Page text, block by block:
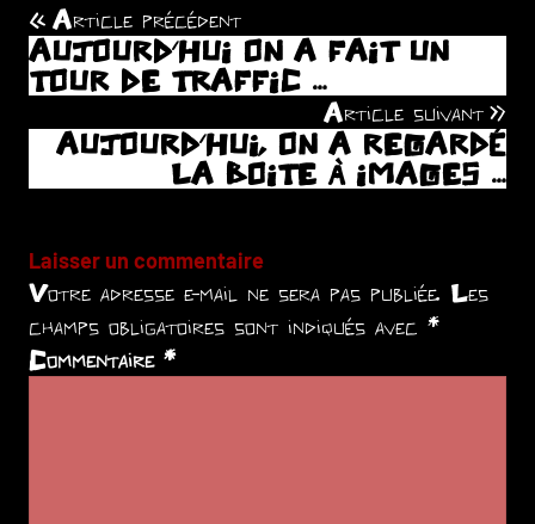
Navigation
de
Article précédent
AUJOURD’HUI ON A FAIT UN
TOUR DE TRAFFIC …
Article suivant
AUJOURD’HUI, ON A REGARDÉ
LA BOITE À IMAGES …
Laisser un commentaire
Votre adresse e-mail ne sera pas publiée. Les
champs obligatoires sont indiqués avec *
Commentaire *